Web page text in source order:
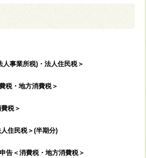
事業所税)・法人住民税＞
税・地方消費税＞
税＞
住民税＞(半期分)
告＜消費税・地方消費税＞